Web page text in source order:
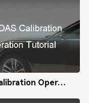
Honda 2018 ACCORD ADAS Calibration Operation Tutorial